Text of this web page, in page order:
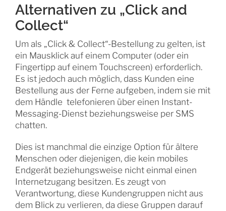
Alternativen zu „Click and
Collect“
Um als „Click & Collect“-Bestellung zu gelten, ist
ein Mausklick auf einem Computer (oder ein
Fingertipp auf einem Touchscreen) erforderlich.
Es ist jedoch auch möglich, dass Kunden eine
Bestellung aus der Ferne aufgeben, indem sie mit
dem Händle telefonieren über einen Instant-
Messaging-Dienst beziehungsweise per SMS
chatten.
Dies ist manchmal die einzige Option für ältere
Menschen oder diejenigen, die kein mobiles
Endgerät beziehungsweise nicht einmal einen
Internetzugang besitzen. Es zeugt von
Verantwortung, diese Kundengruppen nicht aus
dem Blick zu verlieren, da diese Gruppen darauf